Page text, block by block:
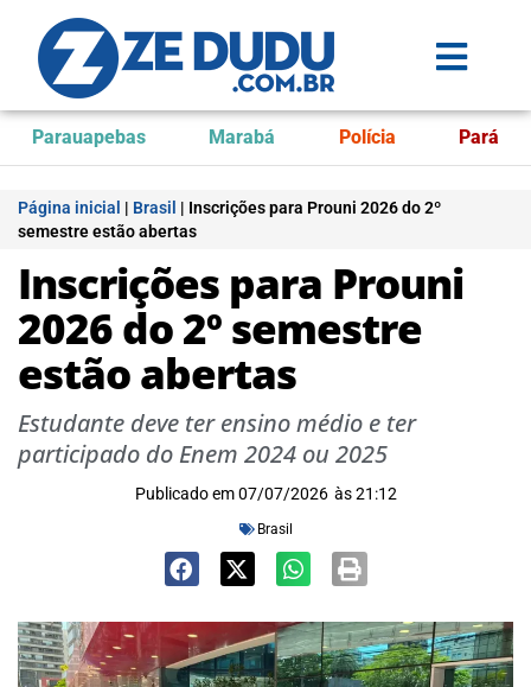
Parauapebas Marabá Polícia Pará
Página inicial | Brasil | Inscrições para Prouni 2026 do 2º
semestre estão abertas
Inscrições para Prouni
2026 do 2º semestre
estão abertas
Estudante deve ter ensino médio e ter
participado do Enem 2024 ou 2025
Publicado em 07/07/2026 às 21:12
Brasil